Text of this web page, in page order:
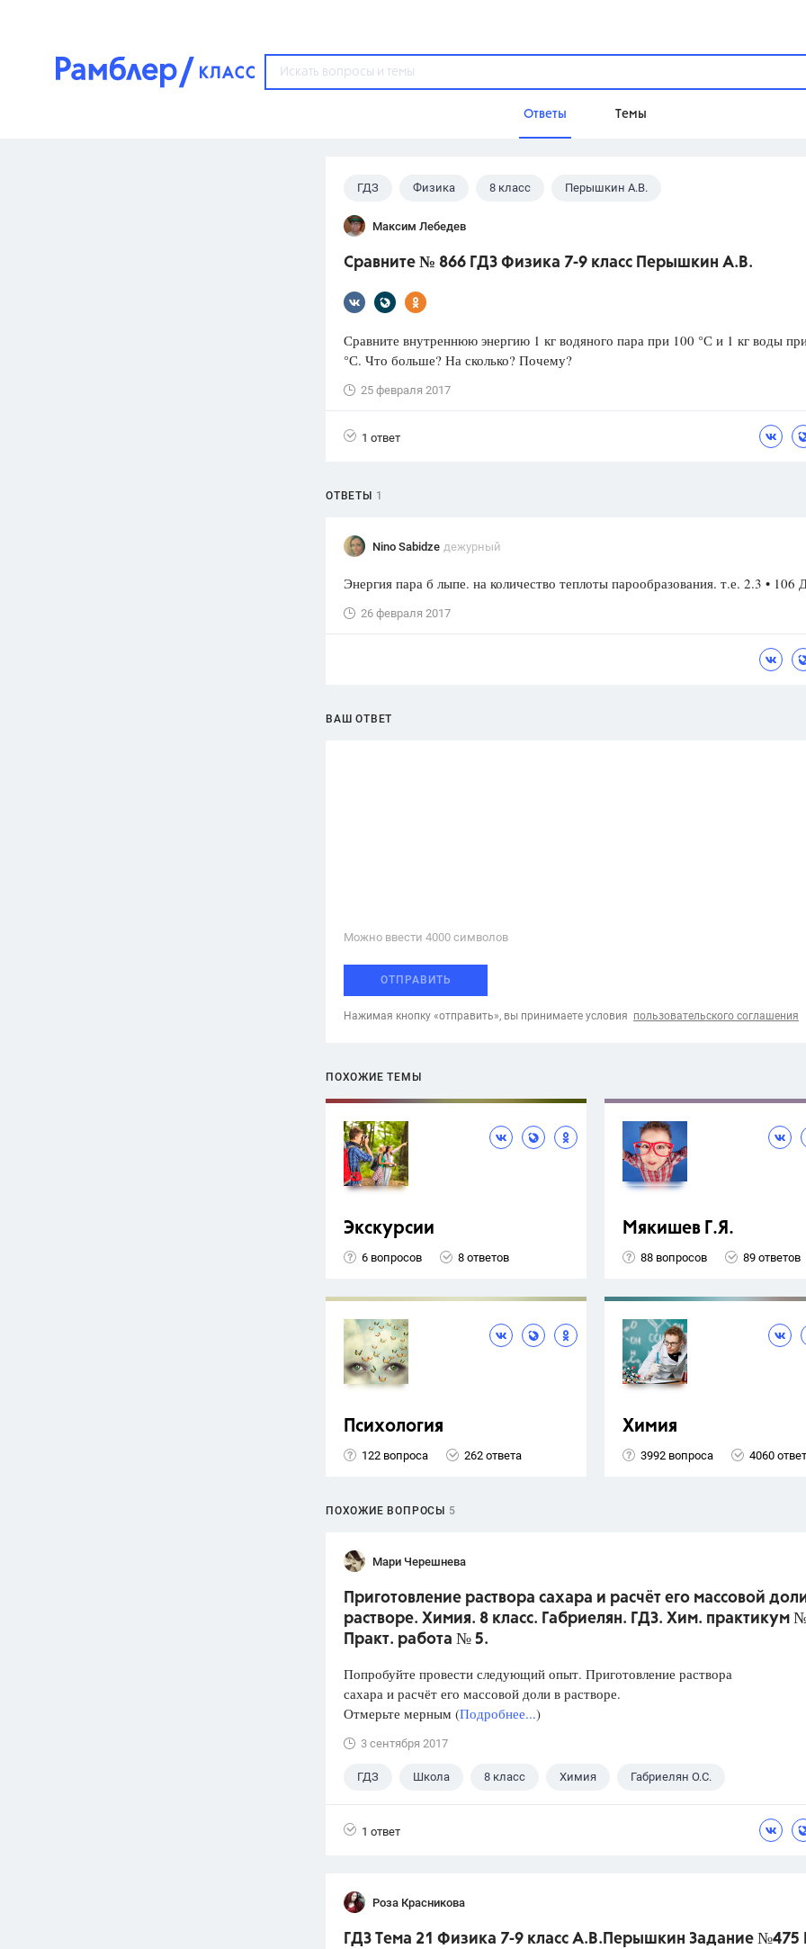
Ответы Темы
Популярные темы
ГДЗ
3273 ответа
3460 ответов
ФИПИ
ответов
Вузы
82 ответа
Spotlight
1551 ответ
ГИА
Домашнее задание
ГДЗ Физика 8 класс Перышкин А.В.
Максим Лебедев
Сравните № 866 ГДЗ Физика 7-9 класс Перышкин А.В.
Сравните внутреннюю энергию 1 кг водяного пара при 100 °С и 1 кг воды
°С. Что больше? На сколько? Почему?
25 февраля 2017
1 ответ
ОТВЕТЫ 1
Nino Sabidze дежурный
Энергия пара б лыпе. на количество теплоты парообразования. т.е. 2.3 • 106
26 февраля 2017
ВАШ ОТВЕТ
Можно ввести 4000 cимволов
ОТПРАВИТЬ
Нажимая кнопку «отправить», вы принимаете условия пользовательского соглашения
ПОХОЖИЕ ТЕМЫ
Экскурсии
6 вопросов 8 ответов
Мякишев Г.Я.
88 вопросов 89 ответов
Психология
122 вопроса 262 ответа
Химия
3992 вопроса 4060
ПОХОЖИЕ ВОПРОСЫ 5
Мари Черешнева
Приготовление раствора сахара и расчёт его массовой
растворе. Химия. 8 класс. Габриелян. ГДЗ. Хим. практикум
Практ. работа № 5.
Попробуйте провести следующий опыт. Приготовление раствора
сахара и расчёт его массовой доли в растворе.
Отмерьте мерным (Подробнее...)
3 сентября 2017
ГДЗ Школа 8 класс Химия Габриелян О.С.
1 ответ
Роза Красникова
ГДЗ Тема 21 Физика 7-9 класс А.В.Перышкин Задание №475